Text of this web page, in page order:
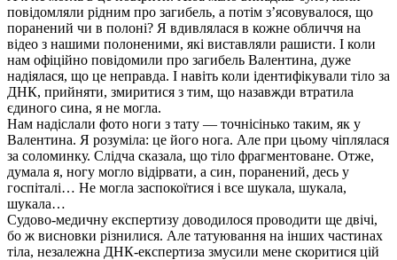
повідомляли рідним про загибель, а потім з’ясовувалося, що
поранений чи в полоні? Я вдивлялася в кожне обличчя на
відео з нашими полоненими, які виставляли рашисти. І коли
нам офіційно повідомили про загибель Валентина, дуже
надіялася, що це неправда. І навіть коли ідентифікували тіло за
ДНК, прийняти, змиритися з тим, що назавжди втратила
єдиного сина, я не могла.
Нам надіслали фото ноги з тату — точнісінько таким, як у
Валентина. Я розуміла: це його нога. Але при цьому чіплялася
за соломинку. Слідча сказала, що тіло фрагментоване. Отже,
думала я, ногу могло відірвати, а син, поранений, десь у
госпіталі… Не могла заспокоїтися і все шукала, шукала,
шукала…
Судово-медичну експертизу доводилося проводити ще двічі,
бо ж висновки різнилися. Але татуювання на інших частинах
тіла, незалежна ДНК-експертиза змусили мене скоритися цій